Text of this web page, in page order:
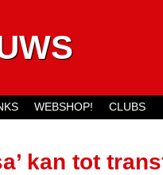
kan tot
WEBSHOP! CLUBS